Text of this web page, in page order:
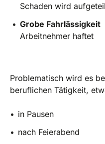
Schaden wird
Grobe Fahrlässigkeit
Arbeitnehmer haftet
Problematisch wird es
beruflichen Tätigkeit,
in Pausen
nach Feierabend